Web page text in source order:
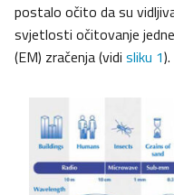
postalo očito da su
svjetlosti očitovanje
(EM) zračenja (vidi sliku 1).